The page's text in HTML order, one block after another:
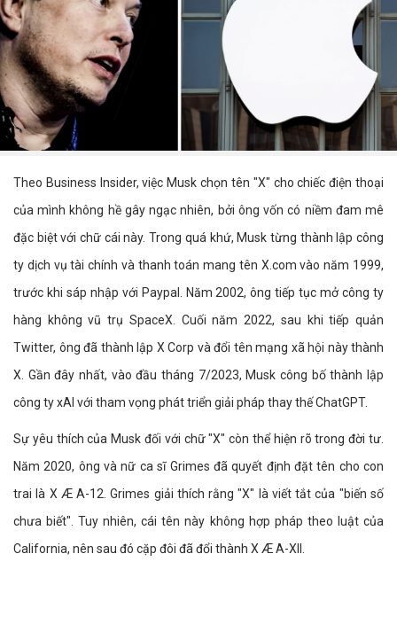
Theo Business Insider, việc Musk chọn tên "X" cho chiếc điện thoại
của mình không hề gây ngạc nhiên, bởi ông vốn có niềm đam mê
đặc biệt với chữ cái này. Trong quá khứ, Musk từng thành lập công
ty dịch vụ tài chính và thanh toán mang tên X.com vào năm 1999,
trước khi sáp nhập với Paypal. Năm 2002, ông tiếp tục mở công ty
hàng không vũ trụ SpaceX. Cuối năm 2022, sau khi tiếp quản
Twitter, ông đã thành lập X Corp và đổi tên mạng xã hội này thành
X. Gần đây nhất, vào đầu tháng 7/2023, Musk công bố thành lập
công ty xAI với tham vọng phát triển giải pháp thay thế ChatGPT.
Sự yêu thích của Musk đối với chữ "X" còn thể hiện rõ trong đời tư.
Năm 2020, ông và nữ ca sĩ Grimes đã quyết định đặt tên cho con
trai là X Æ A-12. Grimes giải thích rằng "X" là viết tắt của "biến số
chưa biết". Tuy nhiên, cái tên này không hợp pháp theo luật của
California, nên sau đó cặp đôi đã đổi thành X Æ A-XII.